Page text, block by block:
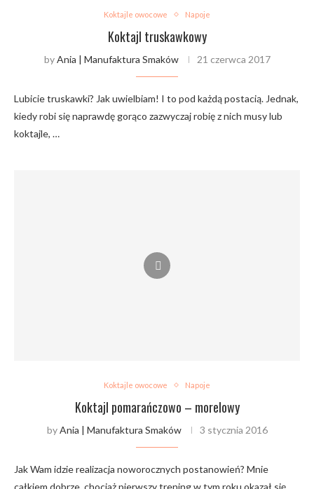
Koktajle owocowe Napoje
Koktajl truskawkowy
byAnia | Manufaktura Smaków 21 czerwca 2017
Lubicie truskawki? Jak uwielbiam! I to pod każdą postacią. Jednak,
kiedy robi się naprawdę gorąco zazwyczaj robię z nich musy lub
koktajle, …
Koktajle owocowe Napoje
Koktajl pomarańczowo – morelowy
byAnia | Manufaktura Smaków 3 stycznia 2016
Jak Wam idzie realizacja noworocznych postanowień? Mnie
całkiem dobrze, chociaż pierwszy trening w tym roku okazał się